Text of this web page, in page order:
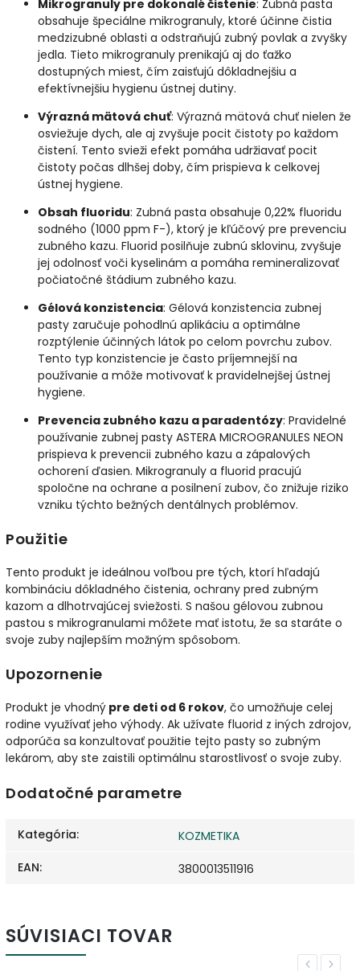
Mikrogranuly pre dokonalé čistenie: Zubná pasta
obsahuje špeciálne mikrogranuly, ktoré účinne čistia
medzizubné oblasti a odstraňujú zubný povlak a zvyšky
jedla. Tieto mikrogranuly prenikajú aj do ťažko
dostupných miest, čím zaisťujú dôkladnejšiu a
efektívnejšiu hygienu ústnej dutiny.
Výrazná mätová chuť: Výrazná mätová chuť nielen že
osviežuje dych, ale aj zvyšuje pocit čistoty po každom
čistení. Tento svieži efekt pomáha udržiavať pocit
čistoty počas dlhšej doby, čím prispieva k celkovej
ústnej hygiene.
Obsah fluoridu: Zubná pasta obsahuje 0,22% fluoridu
sodného (1000 ppm F-), ktorý je kľúčový pre prevenciu
zubného kazu. Fluorid posilňuje zubnú sklovinu, zvyšuje
jej odolnosť voči kyselinám a pomáha remineralizovať
počiatočné štádium zubného kazu.
Gélová konzistencia: Gélová konzistencia zubnej
pasty zaručuje pohodlnú aplikáciu a optimálne
rozptýlenie účinných látok po celom povrchu zubov.
Tento typ konzistencie je často príjemnejší na
používanie a môže motivovať k pravidelnejšej ústnej
hygiene.
Prevencia zubného kazu a paradentózy: Pravidelné
používanie zubnej pasty ASTERA MICROGRANULES NEON
prispieva k prevencii zubného kazu a zápalových
ochorení ďasien. Mikrogranuly a fluorid pracujú
spoločne na ochrane a posilnení zubov, čo znižuje riziko
vzniku týchto bežných dentálnych problémov.
Použitie
Tento produkt je ideálnou voľbou pre tých, ktorí hľadajú
kombináciu dôkladného čistenia, ochrany pred zubným
kazom a dlhotrvajúcej sviežosti. S našou gélovou zubnou
pastou s mikrogranulami môžete mať istotu, že sa staráte o
svoje zuby najlepším možným spôsobom.
Upozornenie
Produkt je vhodný pre deti od 6 rokov, čo umožňuje celej
rodine využívať jeho výhody. Ak užívate fluorid z iných zdrojov,
odporúča sa konzultovať použitie tejto pasty so zubným
lekárom, aby ste zaistili optimálnu starostlivosť o svoje zuby.
Dodatočné parametre
Kategória:
KOZMETIKA
EAN: 3800013511916
SÚVISIACI TOVAR
Previous
Next